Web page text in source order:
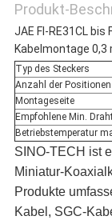
Produkt-
JAE FI-RE31CL bis
Kabelmontage
Typ des Steckers
Anzahl der Positionen
Montageseite
Empfohlene Min.
Betriebstemperatur
SINO-TECH ist
Miniatur-
Produkte
Kabel, SGC-